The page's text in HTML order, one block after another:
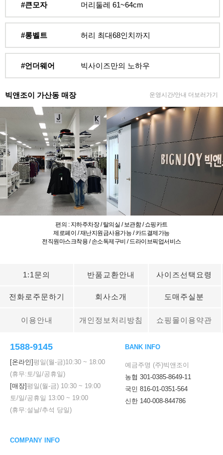
#큰모자 머리둘레 61~64cm
#롱벨트 허리 최대68인치까지
#언더웨어 빅사이즈만의 노하우
빅앤조이 가산동 매장 운영시간/안내 더보러가기
편의 : 지하주차장 / 탈의실 / 보관함 / 쇼핑카트
제로페이 / 재난지원금사용가능 / 카드결제가능
전직원마스크착용 / 손소독제구비 / 드라이브픽업서비스
1:1문의 반품교환안내 사이즈선택요령
전화로주문하기 회사소개 도매주실분
이용안내 개인정보처리방침 쇼핑몰이용약관
1588-9145
[온라인]평일(월-금)10:30 ~ 18:00
(휴무:토/일/공휴일)
[매장]평일(월-금) 10:30 ~ 19:00
토/일/공휴일 13:00 ~ 19:00
(휴무:설날/추석 당일)
BANK INFO
예금주명 (주)빅앤조이
농협 301-0385-8649-11
국민 816-01-0351-564
신한 140-008-844786
COMPANY INFO